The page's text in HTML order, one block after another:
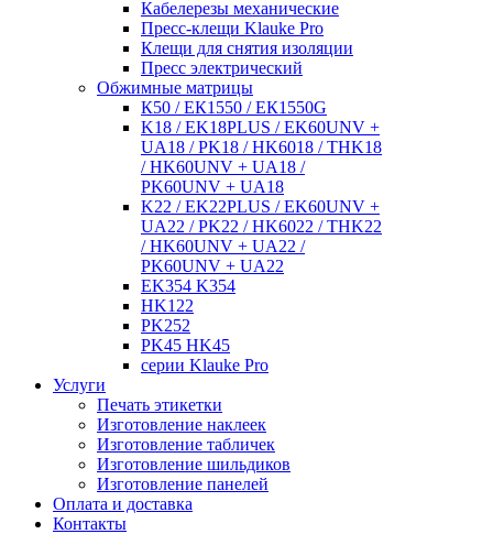
Кабелерезы механические
Пресс-клещи Klauke Pro
Клещи для снятия изоляции
Пресс электрический
Обжимные матрицы
К50 / ЕК1550 / ЕК1550G
K18 / EK18PLUS / EK60UNV +
UA18 / PK18 / HK6018 / THK18
/ HK60UNV + UA18 /
PK60UNV + UA18
K22 / EK22PLUS / EK60UNV +
UA22 / PK22 / HK6022 / THK22
/ HK60UNV + UA22 /
PK60UNV + UA22
EK354 K354
HK122
PK252
PK45 HK45
серии Klauke Pro
Услуги
Печать этикетки
Изготовление наклеек
Изготовление табличек
Изготовление шильдиков
Изготовление панелей
Оплата и доставка
Контакты